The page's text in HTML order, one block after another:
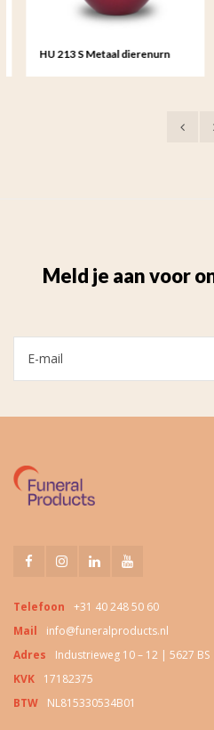
HU 213 S Metaal dierenurn
Meld je aan voor
Telefoon
+31 40 248 50 60
Mail
info@funeralproducts.nl
Adres
Industrieweg 10 – 12 | 5627
KVK
17182375
BTW
NL815330534B01